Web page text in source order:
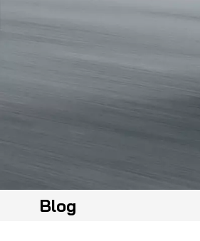
Blog